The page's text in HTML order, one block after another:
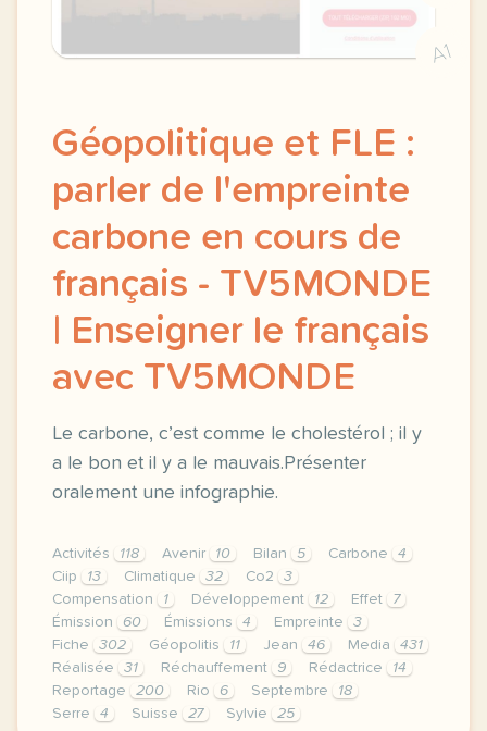
A1
Géopolitique et FLE :
parler de l'empreinte
carbone en cours de
français - TV5MONDE
| Enseigner le français
avec TV5MONDE
Le carbone, c’est comme le cholestérol ; il y
a le bon et il y a le mauvais.Présenter
oralement une infographie.
Activités 118 Avenir 10 Bilan 5 Carbone
4
Ciip
13 Climatique 32 Co2
3
Compensation
1 Développement 12 Effet
7
Émission
60 Émissions 4 Empreinte
3
Fiche
302 Géopolitis 11 Jean 46 Media
431
Réalisée
31 Réchauffement 9 Rédactrice
14
Reportage
200 Rio 6 Septembre
18
Serre
4 Suisse 27 Sylvie 25